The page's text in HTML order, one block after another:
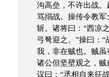
沟高垒，不许出战
骂搦战。操传令教
斩。诸将曰：“西凉
弓弩迎之。”操曰：
我，非在贼也。贼虽
诸公但坚壁观之，贼
议曰：“丞相自来征